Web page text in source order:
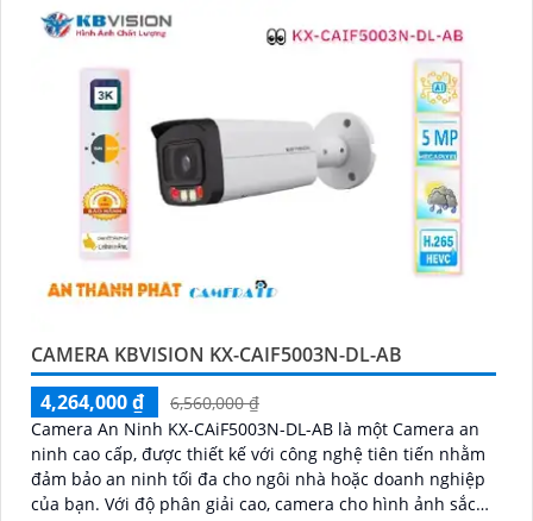
CAMERA KBVISION KX-CAIF5003N-DL-AB
4,264,000 ₫
6,560,000 ₫
Camera An Ninh KX-CAiF5003N-DL-AB là một Camera an
ninh cao cấp, được thiết kế với công nghệ tiên tiến nhằm
đảm bảo an ninh tối đa cho ngôi nhà hoặc doanh nghiệp
của bạn. Với độ phân giải cao, camera cho hình ảnh sắc